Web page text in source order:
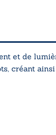
et de
créant